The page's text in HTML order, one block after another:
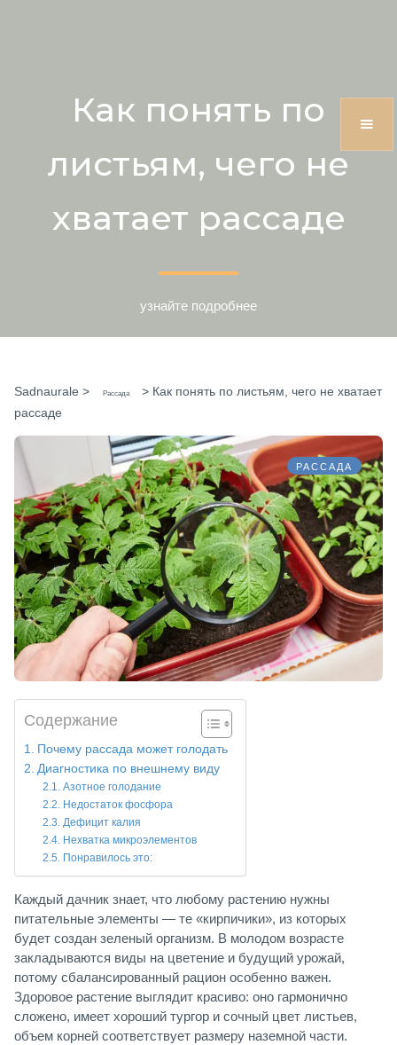
Как понять по
листьям, чего не
хватает рассаде
узнайте подробнее
Sadnaurale > Рассада > Как понять по листьям, чего не хватает
рассаде
РАССАДА
Содержание
Почему рассада может голодать
Диагностика по внешнему виду
Азотное голодание
Недостаток фосфора
Дефицит калия
Нехватка микроэлементов
Понравилось это:
Каждый дачник знает, что любому растению нужны
питательные элементы — те «кирпичики», из которых
будет создан зеленый организм. В молодом возрасте
закладываются виды на цветение и будущий урожай,
потому сбалансированный рацион особенно важен.
Здоровое растение выглядит красиво: оно гармонично
сложено, имеет хороший тургор и сочный цвет листьев,
объем корней соответствует размеру наземной части.